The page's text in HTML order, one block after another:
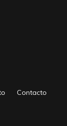
Contacto